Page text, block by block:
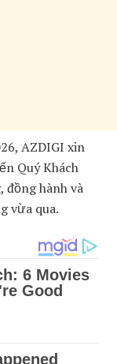
AZDIGI xin
Quý Khách
hành và
vừa qua.